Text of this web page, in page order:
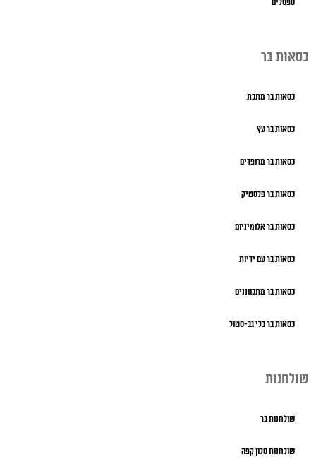
ספסלים
כסאות בר
כסאות בר מתכת
כסאות בר עץ
כסאות בר מרופדים
כסאות בר פלסטיק
כסאות בר אלומיניום
כסאות בר עם ידיות
כסאות בר מתכווננים
כסאות בר בלי גב-סטול
שולחנות
שולחנות בר
שולחנות סלון קפה